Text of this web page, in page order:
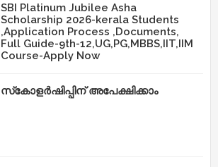
SBI Platinum Jubilee Asha
Scholarship 2026-kerala Students
,Application Process ,Documents,
Full Guide-9th-12,UG,PG,MBBS,IIT,IIM
Course-Apply Now
സ്‌കോളർഷിപ്പിന് അപേക്ഷിക്കാം